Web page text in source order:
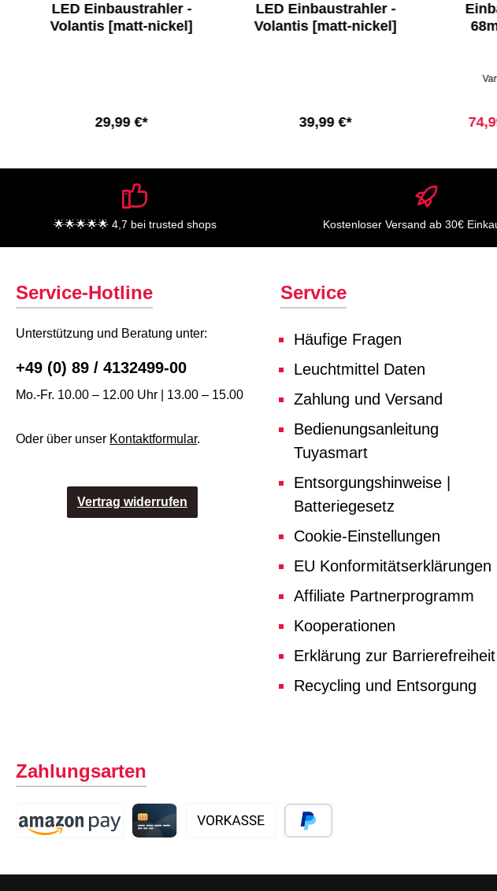
LED Einbaustrahler -
Volantis [matt-nickel]
29,99 €*
LED Einbaustrahler -
Volantis [matt-nickel]
39,99 €*
🌟🌟🌟🌟🌟 4,7 bei trusted shops Kostenloser Versand ab 30€
Service-Hotline
Unterstützung und Beratung unter:
+49 (0) 89 / 4132499-00
Mo.-Fr. 10.00 – 12.00 Uhr | 13.00 – 15.00
Oder über unser Kontaktformular.
Vertrag widerrufen
Service
Häufige Fragen
Leuchtmittel Daten
Zahlung und Versand
Bedienungsanleitung
Tuyasmart
Entsorgungshinweise |
Batteriegesetz
Cookie-Einstellungen
EU Konformitätserklärungen
Affiliate Partnerprogramm
Kooperationen
Erklärung zur Barrierefreiheit
Recycling und Entsorgung
Zahlungsarten